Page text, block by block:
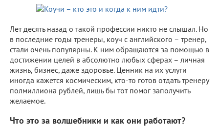
Лет десять назад о такой профессии никто не слышал. Но
в последние годы тренеры, коуч с английского – тренер,
стали очень популярны. К ним обращаются за помощью в
достижении целей в абсолютно любых сферах – личная
жизнь, бизнес, даже здоровье. Ценник на их услуги
иногда кажется космическим, кто-то готов отдать тренеру
полмиллиона рублей, лишь бы тот помог заполучить
желаемое.
Что это за волшебники и как они работают?